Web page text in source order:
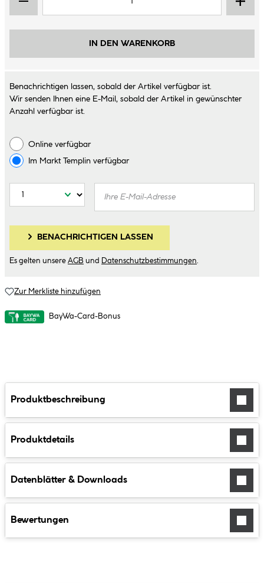
IN DEN WARENKORB
Benachrichtigen lassen, sobald der Artikel verfügbar ist.
Wir senden Ihnen eine E-Mail, sobald der Artikel in gewünschter
Anzahl verfügbar ist.
Online verfügbar
Im Markt Templin verfügbar
BENACHRICHTIGEN LASSEN
Es gelten unsere AGB und Datenschutzbestimmungen
Zur Merkliste hinzufügen
BayWa-Card-Bonus
Produktbeschreibung
Produktdetails
Datenblätter & Downloads
Bewertungen